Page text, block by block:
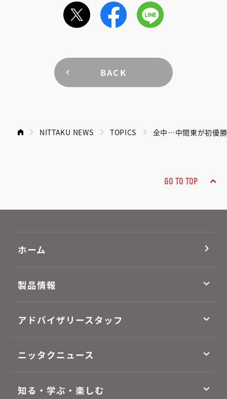
BACK
NITTAKU NEWS TOPICS 全中…中間東が初優
GO TO TOP
ホーム
製品情報
アドバイザリースタッフ
ニッタクニュース
知る・学ぶ・楽しむ